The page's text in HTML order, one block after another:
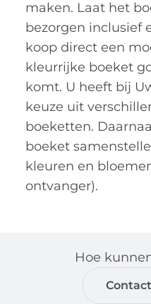
maken. Laat het
bezorgen inclusief
koop direct een
kleurrijke boeket
komt. U heeft bij
keuze uit
boeketten.
boeket
kleuren en
ontvanger).
Hoe